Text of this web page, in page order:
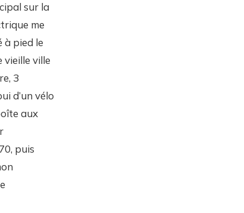
sur la
me
à pied le
vieille ville
3
d’un vélo
aux
puis